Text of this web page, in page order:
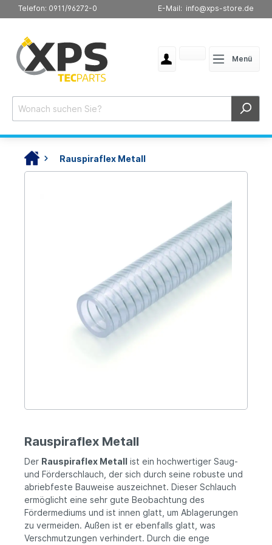
Telefon: 0911/96272-0 E-Mail: info@xps-store.de
Menü
Rauspiraflex Metall
Rauspiraflex Metall
Der Rauspiraflex Metall ist ein hochwertiger Saug-
und Förderschlauch, der sich durch seine robuste und
abriebfeste Bauweise auszeichnet. Dieser Schlauch
ermöglicht eine sehr gute Beobachtung des
Fördermediums und ist innen glatt, um Ablagerungen
zu vermeiden. Außen ist er ebenfalls glatt, was
Verschmutzungen verhindert. Durch die enge